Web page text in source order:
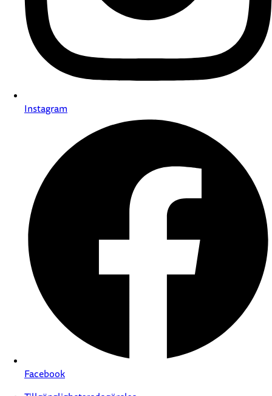
Instagram
Facebook